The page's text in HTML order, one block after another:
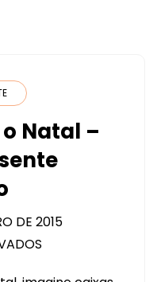
Natal –
DE 2015